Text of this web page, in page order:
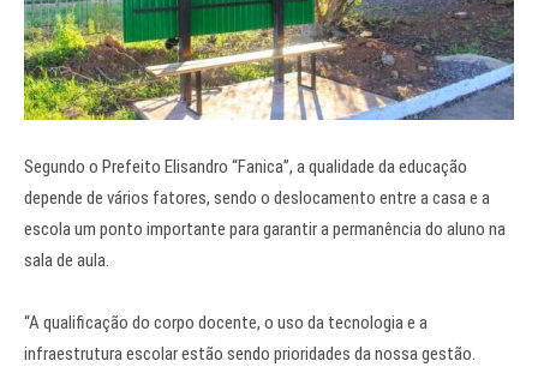
Segundo o Prefeito Elisandro “Fanica”, a qualidade da educação
depende de vários fatores, sendo o deslocamento entre a casa e a
escola um ponto importante para garantir a permanência do aluno na
sala de aula.
“A qualificação do corpo docente, o uso da tecnologia e a
infraestrutura escolar estão sendo prioridades da nossa gestão.